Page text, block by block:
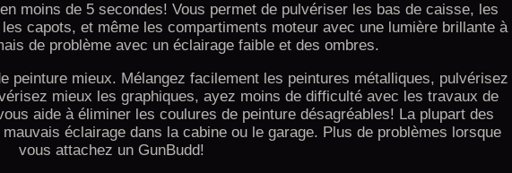
moins de 5 secondes! Vous permet de pulvériser les bas de caisse, les
capots, et même les compartiments moteur avec une lumière brillante à
de problème avec un éclairage faible et des ombres.
peinture mieux. Mélangez facilement les peintures métalliques, pulvérisez
mieux les graphiques, ayez moins de difficulté avec les travaux de
aide à éliminer les coulures de peinture désagréables! La plupart des
éclairage dans la cabine ou le garage. Plus de problèmes lorsque
vous attachez un GunBudd!